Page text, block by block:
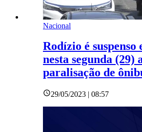
Nacional
Rodízio é suspenso
nesta segunda (29)
paralisação de
29/05/2023 | 08:57